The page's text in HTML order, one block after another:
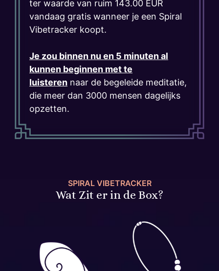
ter waarde van ruim 143.00 EUR
vandaag gratis wanneer je een Spiral
Vibetracker koopt.
Je zou binnen nu en 5 minuten al
kunnen beginnen met te
luisteren naar de begeleide meditatie,
die meer dan 3000 mensen dagelijks
opzetten.
SPIRAL VIBETRACKER
Wat Zit er in de Box?